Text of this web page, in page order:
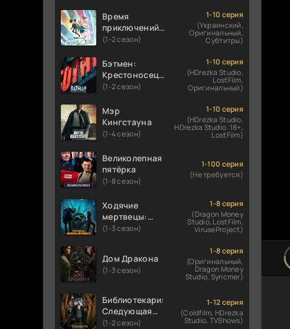
Время
приключений:
Фионна и Кейк
(1-2 сезон)
1-10 серия
(Украинский,
Оригинальный,
Субтитры)
Бэтмен:
Крестоносец в
плаще
(1-2 сезон)
1-10 серия
(HDrezka Studio,
LostFilm,
Оригинальный)
Мэр
Кингстауна
(1-4 сезон)
1-10 серия
(HDrezka Studio,
HDrezka Studio. 18+,
LostFilm)
Великолепная
пятёрка
(1-8 сезон)
1-100 серия
(Не требуется)
Ходячие
мертвецы:
Мертвый
(1-3 сезон)
1-8 серия
(Dragon Money
Studio, LostFilm,
ViruseProject)
Дом Дракона
(1-3 сезон)
1-8 серия
(Оригинальный,
Dragon Money
Studio, Syncmer)
Библиотекари:
Следующая
глава
(1-2 сезон)
1-12 серия
(Coldfilm, HDrezka
Studio, TVShows)